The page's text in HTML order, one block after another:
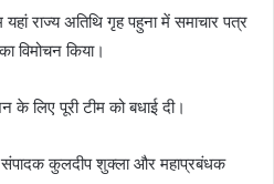
राज्य अतिथि गृह पहुना में समाचार पत्र
विमोचन किया।
लिए पूरी टीम को बधाई दी।
कुलदीप शुक्ला और महाप्रबंधक